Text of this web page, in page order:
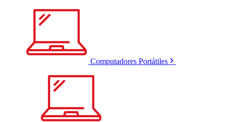
Computadores Portátiles